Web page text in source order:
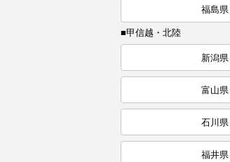
福島県
■甲信越・北陸
新潟県
富山県
石川県
福井県